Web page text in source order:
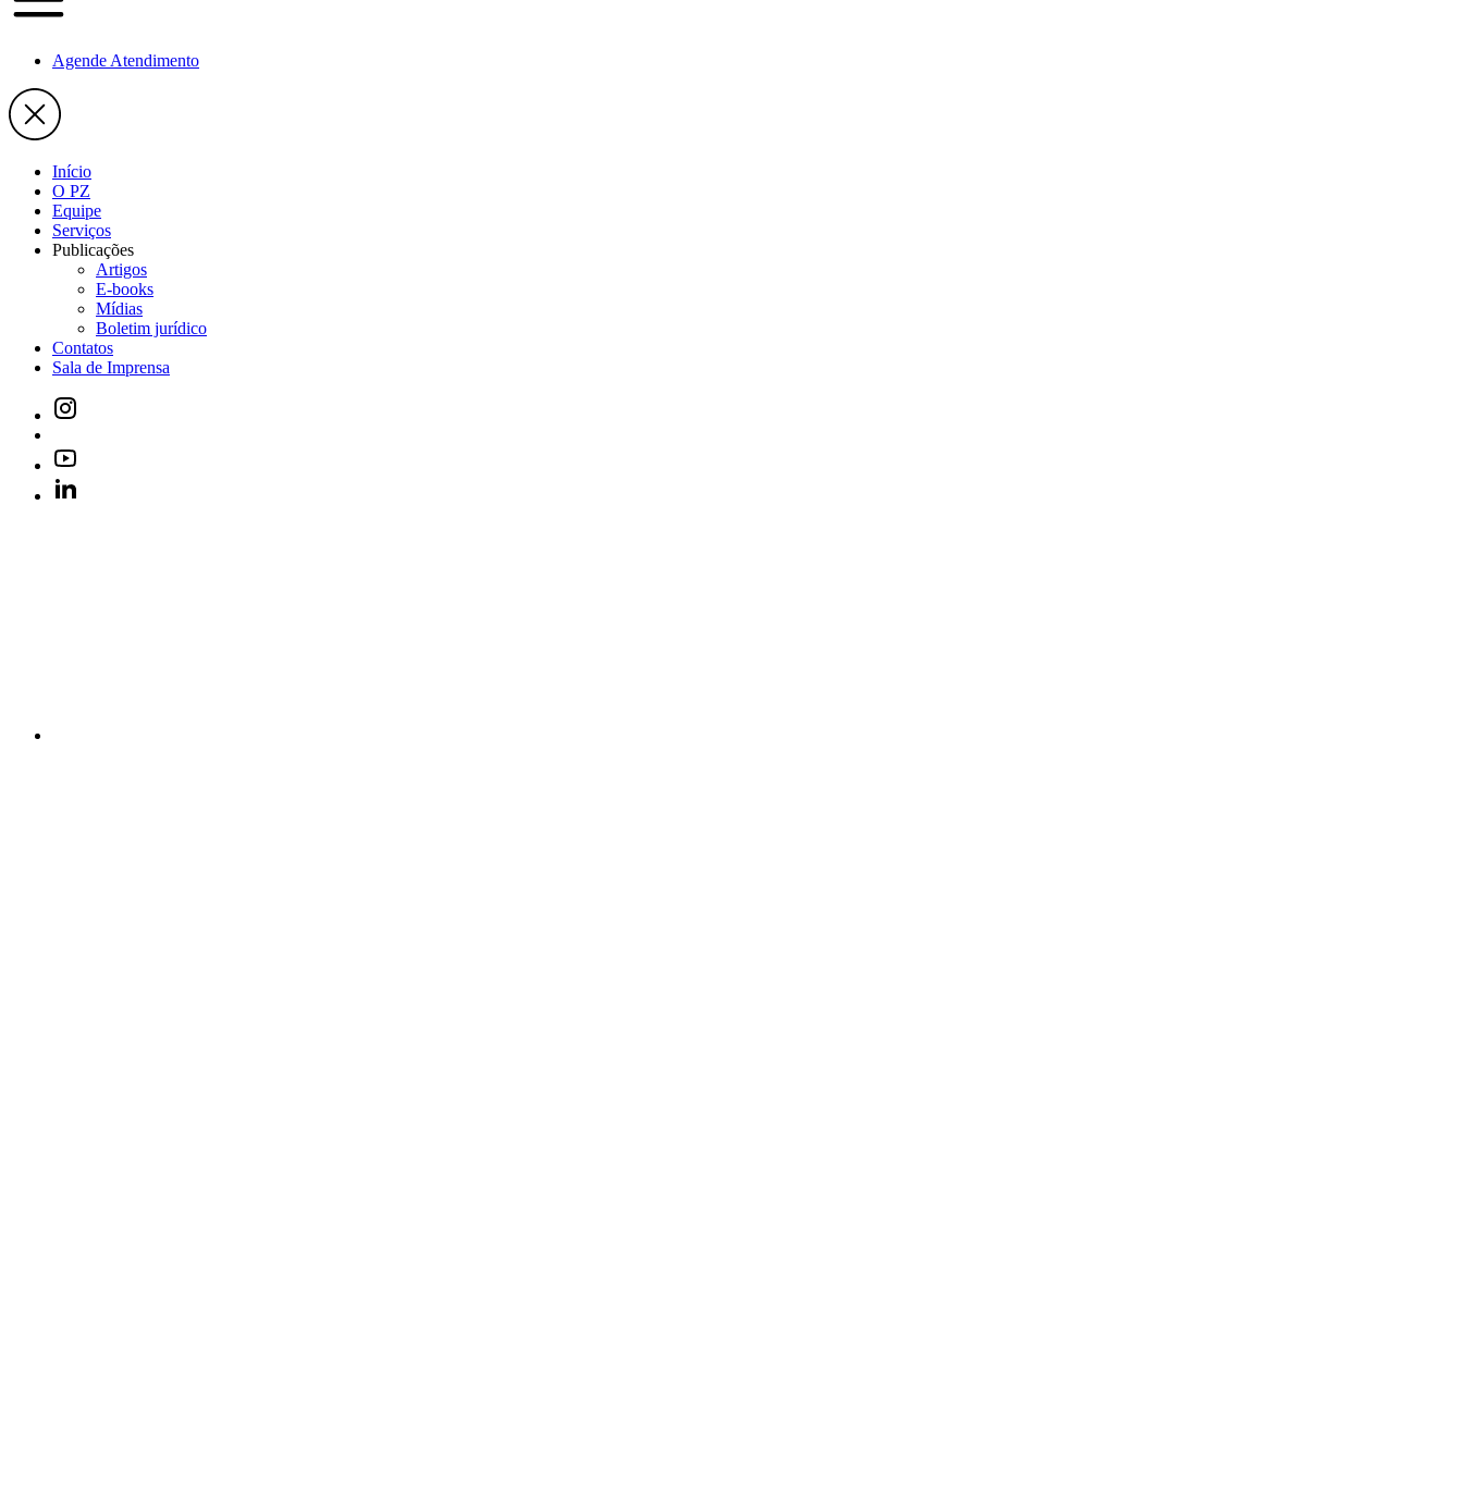
Agende Atendimento
Início
O PZ
Equipe
Serviços
Publicações
Artigos
E-books
Mídias
Boletim jurídico
Contatos
Sala de Imprensa